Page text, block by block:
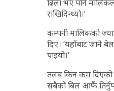
ढिला भए पनि
राखिदिन्थ्यो।’
कम्पनी मालिकको
दिए। ‘यहाँबाट जाने
पाइयो।’
तलब किन कम दिएको
सबैको बिल आफैं